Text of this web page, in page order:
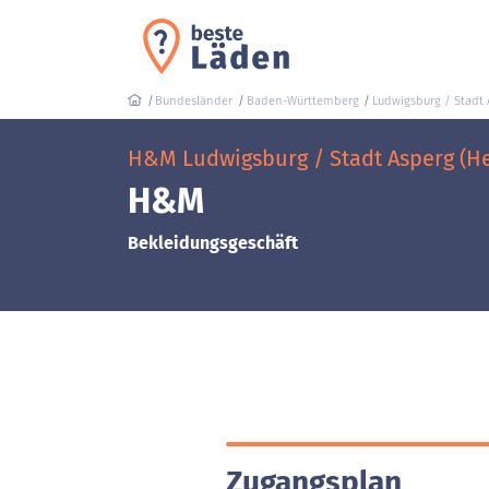
Bundesländer Baden-Württemberg Ludwigsburg / Stadt
H&M Ludwigsburg / Stadt Asperg
H&M
Bekleidungsgeschäft